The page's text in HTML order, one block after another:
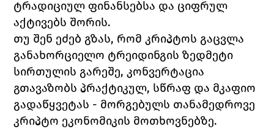
ტრადიციულ ფინანსებსა და ციფრულ
აქტივებს შორის.
თუ შენ ეძებ გზას, რომ კრიპტოს გაცვლა
განახორციელო ტრეიდინგის ზედმეტი
სირთულის გარეშე, კონვერტაცია
გთავაზობს პრაქტიკულ, სწრაფ და მკაფიო
გადაწყვეტას - მორგებულს თანამედროვე
კრიპტო ეკონომიკის მოთხოვნებზე.